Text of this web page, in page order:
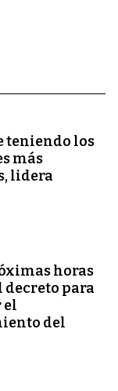
teniendo los
más
lidera
horas
para
el
del